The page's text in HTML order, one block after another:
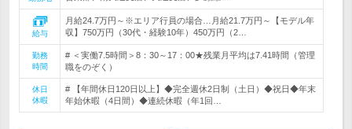
給与
月給24.7万円～※エリア行員の場合…月給21.7万円～【モデル年
収】750万円（30代・経験10年）450万円（2…
勤務
時間
# ＜実働7.5時間＞8：30～17：00★残業月平均は7.41時間（管理
職をのぞく）
休日
休暇
# 【年間休日120日以上】◆完全週休2日制（土日）◆祝日◆年末
年始休暇（4日間）◆連続休暇（年1回…